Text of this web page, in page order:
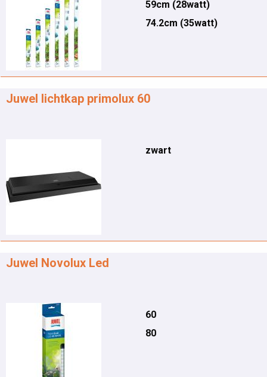
59cm (28watt)
74.2cm (35watt)
Juwel lichtkap primolux 60
zwart
Juwel Novolux Led
60
80